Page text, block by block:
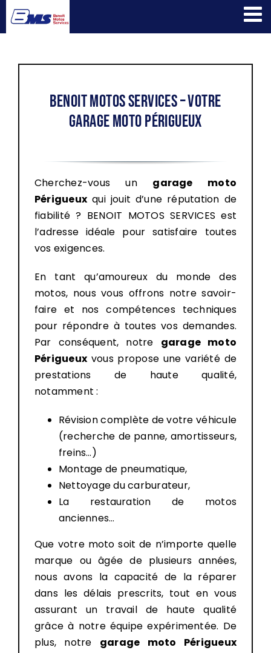
Passer
au
BENOIT MOTOS SERVICES – Votre
garage moto Périgueux
Cherchez-vous un garage moto
Périgueux qui jouit d’une réputation de
fiabilité ? BENOIT MOTOS SERVICES est
l’adresse idéale pour satisfaire toutes
vos exigences.
En tant qu’amoureux du monde des
motos, nous vous offrons notre savoir-
faire et nos compétences techniques
pour répondre à toutes vos demandes.
Par conséquent, notre garage moto
Périgueux vous propose une variété de
prestations de haute qualité,
notamment :
Révision complète de votre véhicule
(recherche de panne, amortisseurs,
freins…)
Montage de pneumatique,
Nettoyage du carburateur,
La restauration de motos
anciennes…
Que votre moto soit de n’importe quelle
marque ou âgée de plusieurs années,
nous avons la capacité de la réparer
dans les délais prescrits, tout en vous
assurant un travail de haute qualité
grâce à notre équipe expérimentée. De
plus, notre garage moto Périgueux